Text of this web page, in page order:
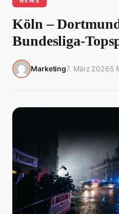
Köln –
Bundesliga-
Marketing7. März 20265